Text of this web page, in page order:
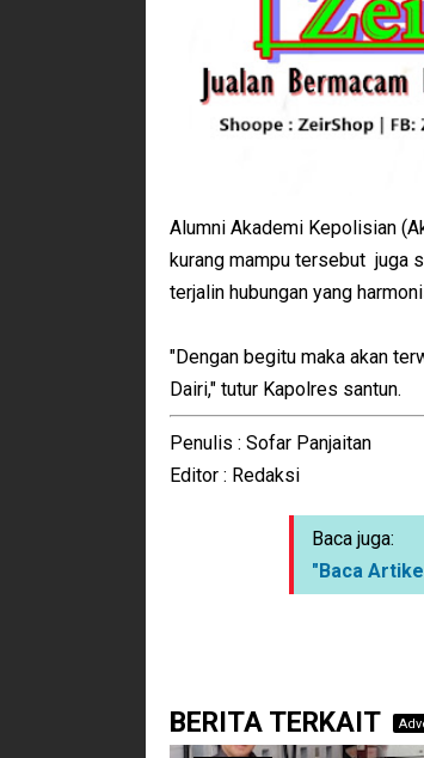
Alumni Akademi Kepolisian
kurang mampu tersebut juga
terjalin hubungan yang
"Dengan begitu maka akan
Dairi," tutur Kapolres santun.
Penulis : Sofar Panjaitan
Editor : Redaksi
Baca juga:
"Baca
BERITA TERKAIT